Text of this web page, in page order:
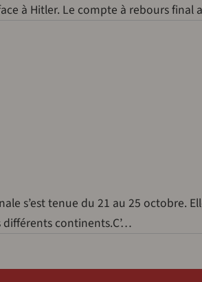
à Hitler. Le compte à rebours final
s’est tenue du 21 au 25 octobre.
différents continents.C’…